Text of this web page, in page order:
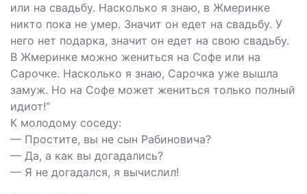
или на свадьбу. Насколько я знаю, в Жмеринке
никто пока не умер. Значит он едет на свадьбу. У
него нет подарка, значит он едет на свою свадьбу.
В Жмеринке можно жениться на Софе или на
Сарочке. Насколько я знаю, Сарочка уже вышла
замуж. Но на Софе может жениться только полный
идиот!"
К молодому соседу:
— Простите, вы не сын Рабиновича?
— Да, а как вы догадались?
— Я не догадался, я вычислил!